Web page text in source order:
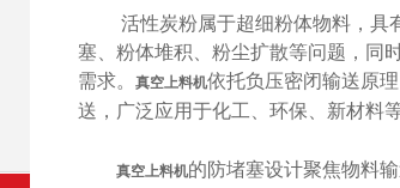
活性炭粉属于超细粉体物料，具有
塞、粉体堆积、粉尘扩散等问题，同
需求。
真空上料机依托负压密闭输送原
送，广泛应用于化工、环保、新材料
真空上料机的防堵塞设计聚焦物料